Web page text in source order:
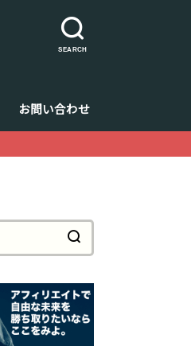
SEARCH
お問い合わせ